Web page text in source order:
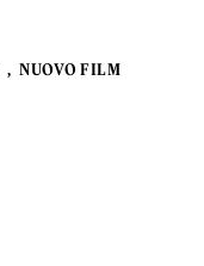
NUOVO FILM